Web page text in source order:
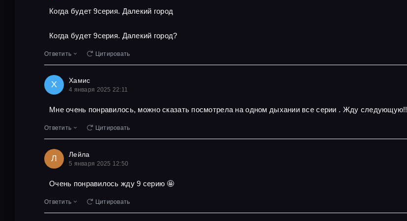
Когда будет 9серия. Далекий город
Когда будет 9серия. Далекий город?
Ответить Цитировать
Х Хамис
4 января 2025 22:11
Мне очень понравилось, можно сказать посмотрела на одном дыхании все серии . Жду следующую!!
Ответить Цитировать
Л Лейла
5 января 2025 12:50
Очень понравилось жду 9 серию 🤩
Ответить Цитировать